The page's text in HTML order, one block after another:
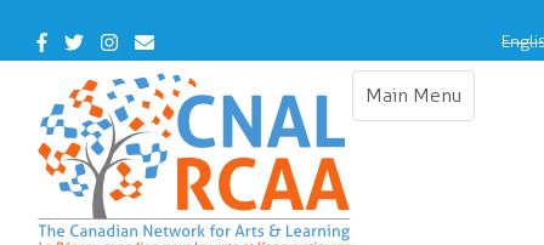
main
Facebook
TwitterInstagram
Contact
Us
Main Menu
Toggle